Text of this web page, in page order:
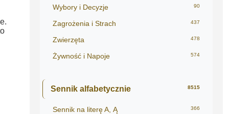
Wybory i Decyzje 90
Zagrożenia i Strach 437
Zwierzęta 478
Żywność i Napoje 574
Sennik alfabetycznie 8515
Sennik na literę A, Ą 366